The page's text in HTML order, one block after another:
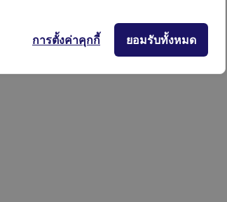
ยอมรับทั้งหมด
การตั้งค่าคุกกี้